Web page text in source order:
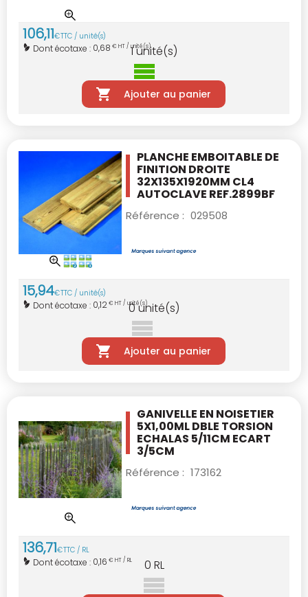
106,11€TTC / unité(s)
Dont écotaxe : 0,68 € HT / unité(s)
1unité(s)
Ajouter au panier
PLANCHE EMBOITABLE DE
FINITION DROITE
32X135X1920MM CL4
AUTOCLAVE REF.2899BF
Référence : 029508
15,94€TTC / unité(s)
Dont écotaxe : 0,12€ HT / unité(s)
0unité(s)
Ajouter au panier
GANIVELLE EN NOISETIER
5X1,00MLDBLE TORSION
ECHALAS 5/11CM ECART
3/5CM
Référence : 173162
136,71€TTC / RL
Dont écotaxe : 0,16 € HT / RL 0 RL